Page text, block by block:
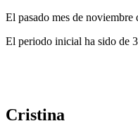
El pasado mes de noviembre
El periodo inicial ha sido de
Cristina